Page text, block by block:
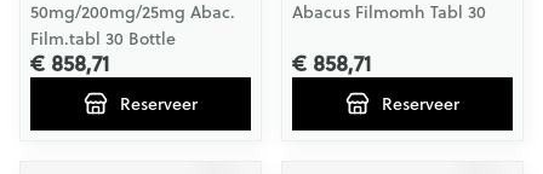
50mg/200mg/25mg Abac.
Film.tabl 30 Bottle
€ 858,71
Reserveer
Abacus Filmomh Tabl 30
€ 858,71
Reserveer